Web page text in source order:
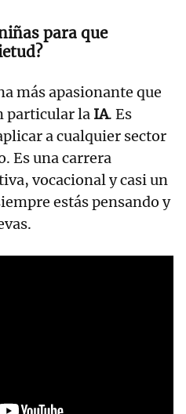
para que
más apasionante que
particular la IA. Es
a cualquier sector
Es una carrera
vocacional y casi un
estás pensando y